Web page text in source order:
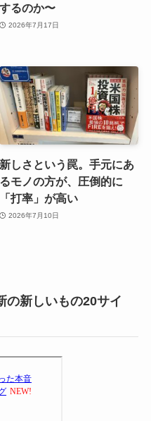
するのか〜
2026年7月17日
新しさという罠。手元にあ
るモノの方が、圧倒的に
「打率」が高い
2026年7月10日
の新しいもの20サイ